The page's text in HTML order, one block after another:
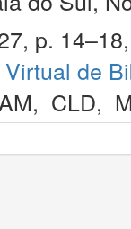
p.
Virtual de
, CLD,